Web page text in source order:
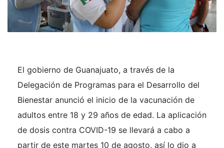
El gobierno de Guanajuato, a través de la
Delegación de Programas para el Desarrollo del
Bienestar anunció el inicio de la vacunación de
adultos entre 18 y 29 años de edad. La aplicación
de dosis contra COVID-19 se llevará a cabo a
partir de este martes 10 de agosto, así lo dio a